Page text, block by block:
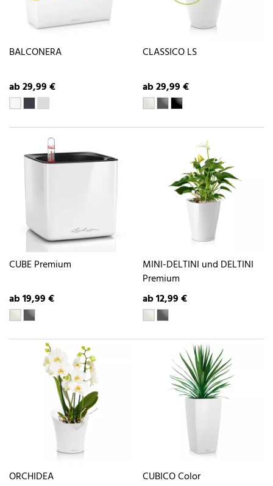
BALCONERA
ab 29,99 €
CLASSICO LS
ab 29,99 €
CUBE Premium
ab 19,99 €
MINI-DELTINI und DELTINI
Premium
ab 12,99 €
ORCHIDEA CUBICO Color